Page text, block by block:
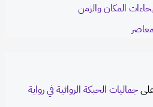
المكان والزمن
جماليات الحبكة الروائية في رواية